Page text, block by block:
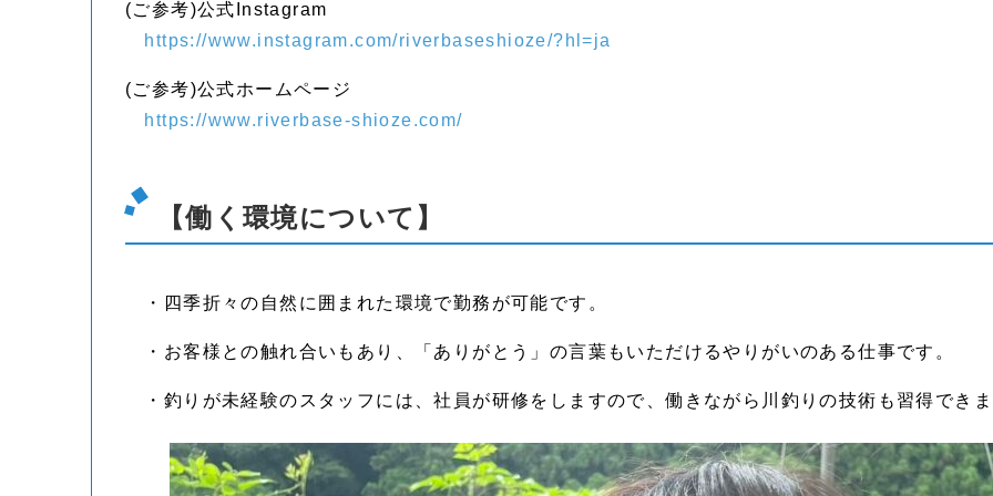
(ご参考)公式Instagram
https://www.instagram.com/riverbaseshioze/?hl=ja
(ご参考)公式ホームページ
https://www.riverbase-shioze.com/
【働く環境について】
・四季折々の自然に囲まれた環境で勤務が可能です。
・お客様との触れ合いもあり、「ありがとう」の言葉もいただけるやりがいのある仕事です。
・釣りが未経験のスタッフには、社員が研修をしますので、働きながら川釣りの技術も習得でき